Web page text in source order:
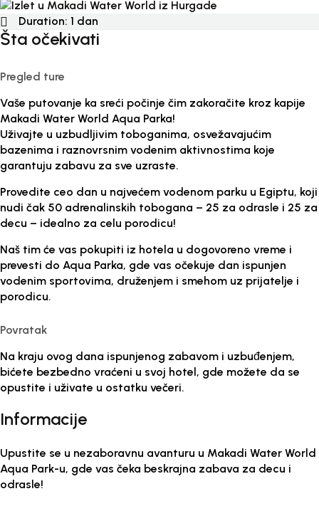
Duration: 1 dan
Šta očekivati
Pregled ture
Vaše putovanje ka sreći počinje čim zakoračite kroz kapije
Makadi Water World Aqua Parka!
Uživajte u uzbudljivim toboganima, osvežavajućim
bazenima i raznovrsnim vodenim aktivnostima koje
garantuju zabavu za sve uzraste.
Provedite ceo dan u najvećem vodenom parku u Egiptu, koji
nudi čak 50 adrenalinskih tobogana – 25 za odrasle i 25 za
decu – idealno za celu porodicu!
Naš tim će vas pokupiti iz hotela u dogovoreno vreme i
prevesti do Aqua Parka, gde vas očekuje dan ispunjen
vodenim sportovima, druženjem i smehom uz prijatelje i
porodicu.
Povratak
Na kraju ovog dana ispunjenog zabavom i uzbuđenjem,
bićete bezbedno vraćeni u svoj hotel, gde možete da se
opustite i uživate u ostatku večeri.
Informacije
Upustite se u nezaboravnu avanturu u Makadi Water World
Aqua Park-u, gde vas čeka beskrajna zabava za decu i
odrasle!